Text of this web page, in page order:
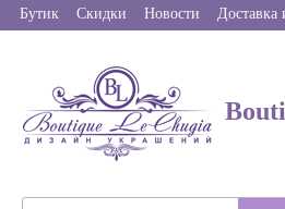
Бутик Скидки Новости Доставка